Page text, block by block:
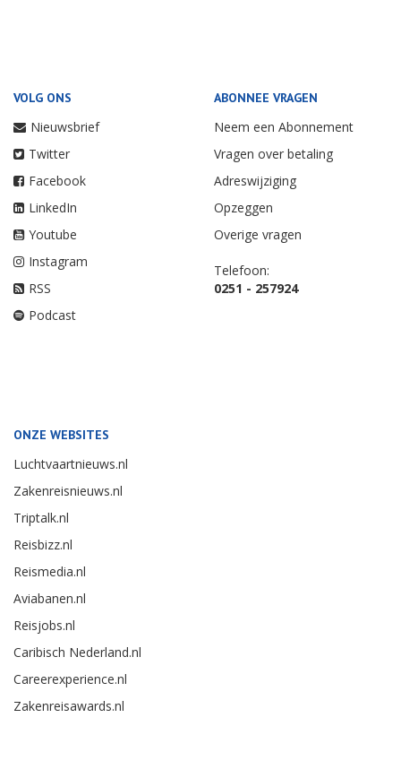
VOLG ONS
Nieuwsbrief
Twitter
Facebook
LinkedIn
Youtube
Instagram
RSS
Podcast
ABONNEE VRAGEN
Neem een Abonnement
Vragen over betaling
Adreswijziging
Opzeggen
Overige vragen
Telefoon:
0251 - 257924
ONZE WEBSITES
Luchtvaartnieuws.nl
Zakenreisnieuws.nl
Triptalk.nl
Reisbizz.nl
Reismedia.nl
Aviabanen.nl
Reisjobs.nl
Caribisch Nederland.nl
Careerexperience.nl
Zakenreisawards.nl